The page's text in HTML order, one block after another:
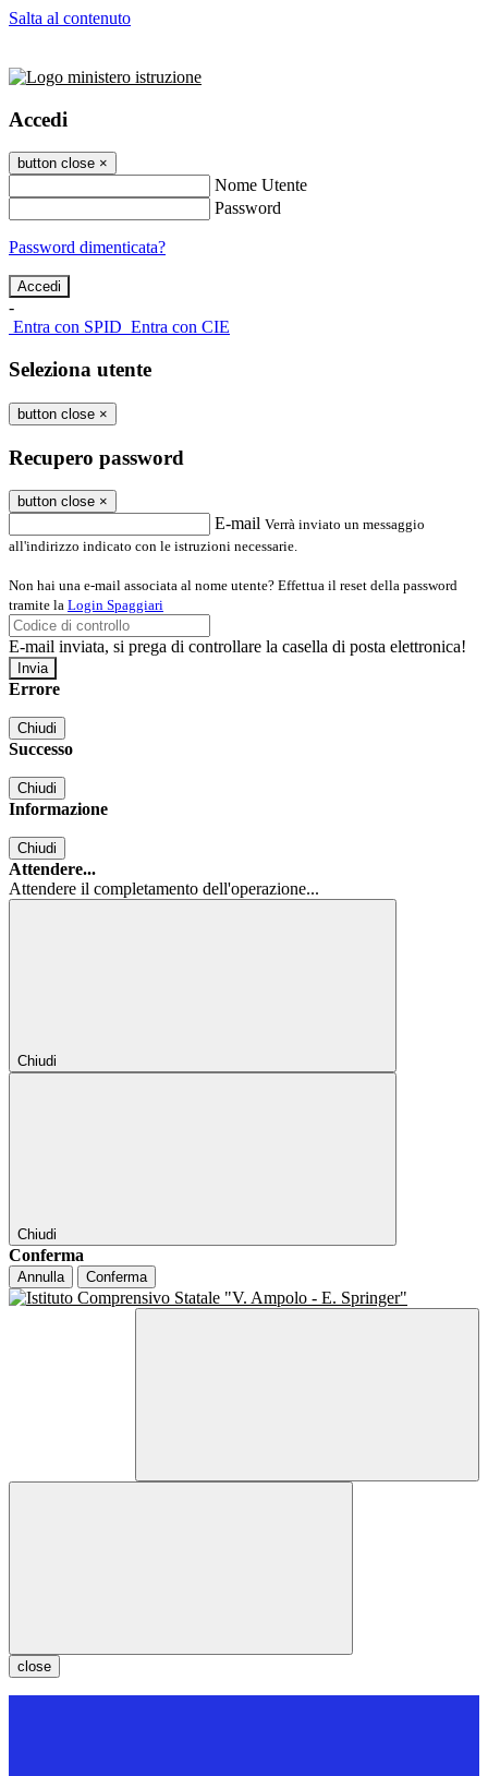
Salta al contenuto
Accedi
button close ×
Nome Utente
Password
Password dimenticata?
-
Entra con SPID Entra con CIE
Seleziona utente
button close ×
Recupero password
button close ×
E-mail Verrà inviato un messaggio
all'indirizzo indicato con le istruzioni necessarie.
Non hai una e-mail associata al nome utente? Effettua il reset della password
tramite la Login Spaggiari
E-mail inviata, si prega di controllare la casella di posta elettronica!
Errore
Chiudi
Successo
Chiudi
Informazione
Chiudi
Attendere...
Attendere il completamento dell'operazione...
Chiudi
Chiudi
Conferma
Annulla Conferma
close